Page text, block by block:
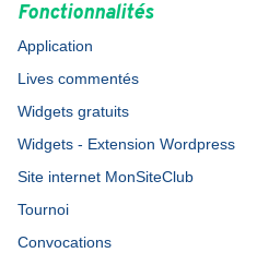
Fonctionnalités
Application
Lives commentés
Widgets gratuits
Widgets - Extension Wordpress
Site internet MonSiteClub
Tournoi
Convocations